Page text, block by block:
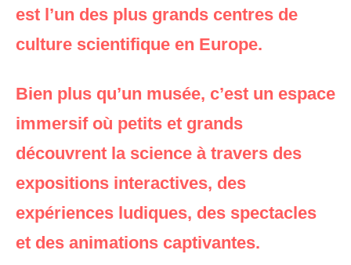
est l’un des plus grands centres de
culture scientifique en Europe.
Bien plus qu’un musée, c’est un espace
immersif où petits et grands
découvrent la science à travers des
expositions interactives, des
expériences ludiques, des spectacles
et des animations captivantes.